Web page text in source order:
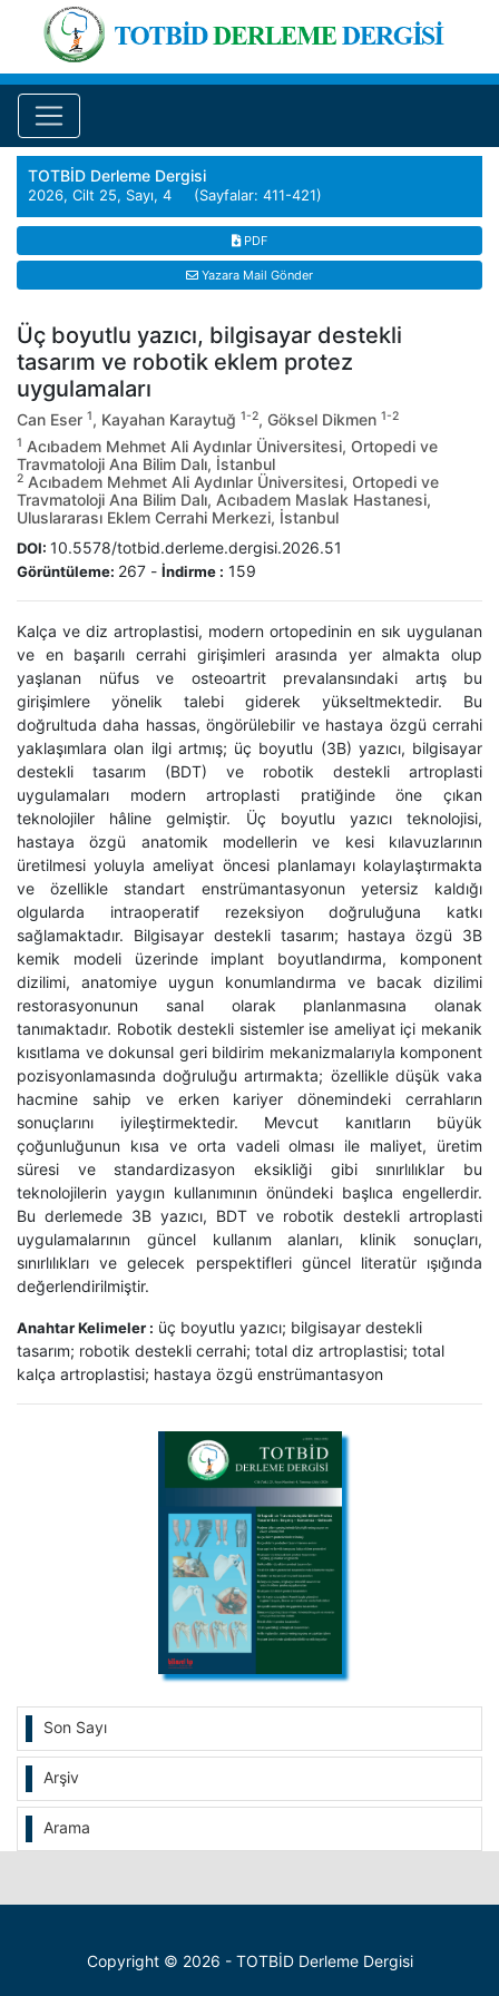
Son Sayı
Arşiv
Arama
TOTBİD Derleme Dergisi
2026, Cilt 25, Sayı, 4 (Sayfalar: 411-421)
PDF
Yazara Mail Gönder
Üç boyutlu yazıcı, bilgisayar destekli
tasarım ve robotik eklem protez
uygulamaları
Can Eser 1, Kayahan Karaytuğ 1-2, Göksel Dikmen 1-2
1 Acıbadem Mehmet Ali Aydınlar Üniversitesi, Ortopedi ve
Travmatoloji Ana Bilim Dalı, İstanbul
2 Acıbadem Mehmet Ali Aydınlar Üniversitesi, Ortopedi ve
Travmatoloji Ana Bilim Dalı, Acıbadem Maslak Hastanesi,
Uluslararası Eklem Cerrahi Merkezi, İstanbul
DOI: 10.5578/totbid.derleme.dergisi.2026.51
Görüntüleme: 267 - İndirme : 159
Kalça ve diz artroplastisi, modern ortopedinin en sık uygulanan
ve en başarılı cerrahi girişimleri arasında yer almakta olup
yaşlanan nüfus ve osteoartrit prevalansındaki artış bu
girişimlere yönelik talebi giderek yükseltmektedir. Bu
doğrultuda daha hassas, öngörülebilir ve hastaya özgü cerrahi
yaklaşımlara olan ilgi artmış; üç boyutlu (3B) yazıcı, bilgisayar
destekli tasarım (BDT) ve robotik destekli artroplasti
uygulamaları modern artroplasti pratiğinde öne çıkan
teknolojiler hâline gelmiştir. Üç boyutlu yazıcı teknolojisi,
hastaya özgü anatomik modellerin ve kesi kılavuzlarının
üretilmesi yoluyla ameliyat öncesi planlamayı kolaylaştırmakta
ve özellikle standart enstrümantasyonun yetersiz kaldığı
olgularda intraoperatif rezeksiyon doğruluğuna katkı
sağlamaktadır. Bilgisayar destekli tasarım; hastaya özgü 3B
kemik modeli üzerinde implant boyutlandırma, komponent
dizilimi, anatomiye uygun konumlandırma ve bacak dizilimi
restorasyonunun sanal olarak planlanmasına olanak
tanımaktadır. Robotik destekli sistemler ise ameliyat içi mekanik
kısıtlama ve dokunsal geri bildirim mekanizmalarıyla komponent
pozisyonlamasında doğruluğu artırmakta; özellikle düşük vaka
hacmine sahip ve erken kariyer dönemindeki cerrahların
sonuçlarını iyileştirmektedir. Mevcut kanıtların büyük
çoğunluğunun kısa ve orta vadeli olması ile maliyet, üretim
süresi ve standardizasyon eksikliği gibi sınırlılıklar bu
teknolojilerin yaygın kullanımının önündeki başlıca engellerdir.
Bu derlemede 3B yazıcı, BDT ve robotik destekli artroplasti
uygulamalarının güncel kullanım alanları, klinik sonuçları,
sınırlılıkları ve gelecek perspektifleri güncel literatür ışığında
değerlendirilmiştir.
Anahtar Kelimeler : üç boyutlu yazıcı; bilgisayar destekli
tasarım; robotik destekli cerrahi; total diz artroplastisi; total
kalça artroplastisi; hastaya özgü enstrümantasyon
Copyright © 2026 - TOTBİD Derleme Dergisi